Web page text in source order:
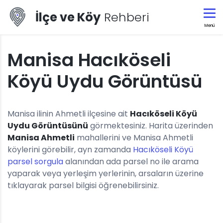
İlçe ve Köy Rehberi
Menü
Manisa Hacıköseli
Köyü Uydu Görüntüsü
Manisa ilinin Ahmetli ilçesine ait Hacıköseli Köyü
Uydu Görüntüsünü görmektesiniz. Harita üzerinden
Manisa Ahmetli mahallerini ve Manisa Ahmetli
köylerini görebilir, ayn zamanda Hacıköseli Köyü
parsel sorgulaalanından ada parsel no ile arama
yaparak veya yerleşim yerlerinin, arsaların üzerine
tıklayarak parsel bilgisi öğrenebilirsiniz.